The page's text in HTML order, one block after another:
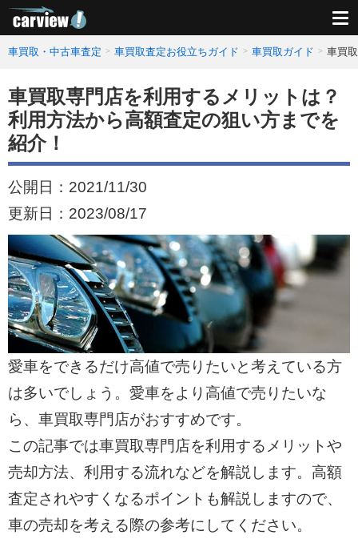
車買取・中古車査定 車買取査定お役立ちガイド 車買取ガイド 車買
車買取専門店を利用するメリットは？
利用方法から高額査定の狙い方までを
紹介！
公開日： 2021/11/30
更新日： 2023/08/17
愛車をできるだけ高値で売りたいと考えている方
は多いでしょう。愛車をより高値で売りたいな
ら、車買取専門店がおすすめです。
この記事では車買取専門店を利用するメリットや
売却方法、利用する流れなどを解説します。高額
査定されやすくなるポイントも解説しますので、
車の売却を考える際の参考にしてください。